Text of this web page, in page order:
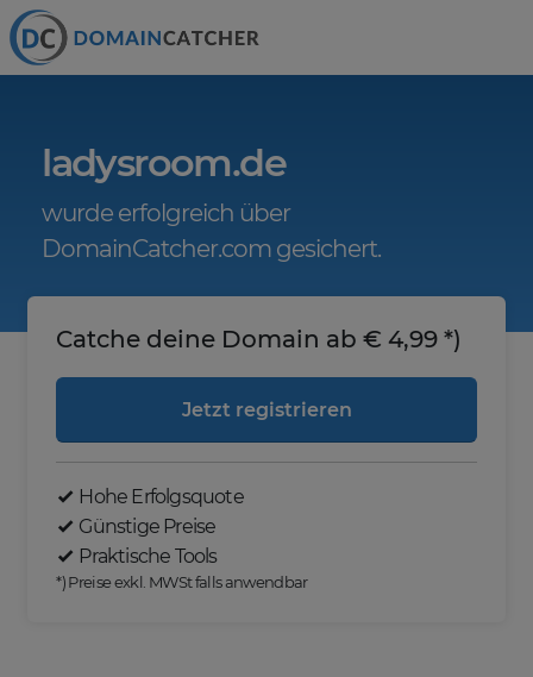
ladysroom.de
wurde erfolgreich über
DomainCatcher.com gesichert.
Catche deine Domain ab € 4,99 *)
Jetzt registrieren
Hohe Erfolgsquote
Günstige Preise
Praktische Tools
*) Preise exkl. MWSt falls anwendbar